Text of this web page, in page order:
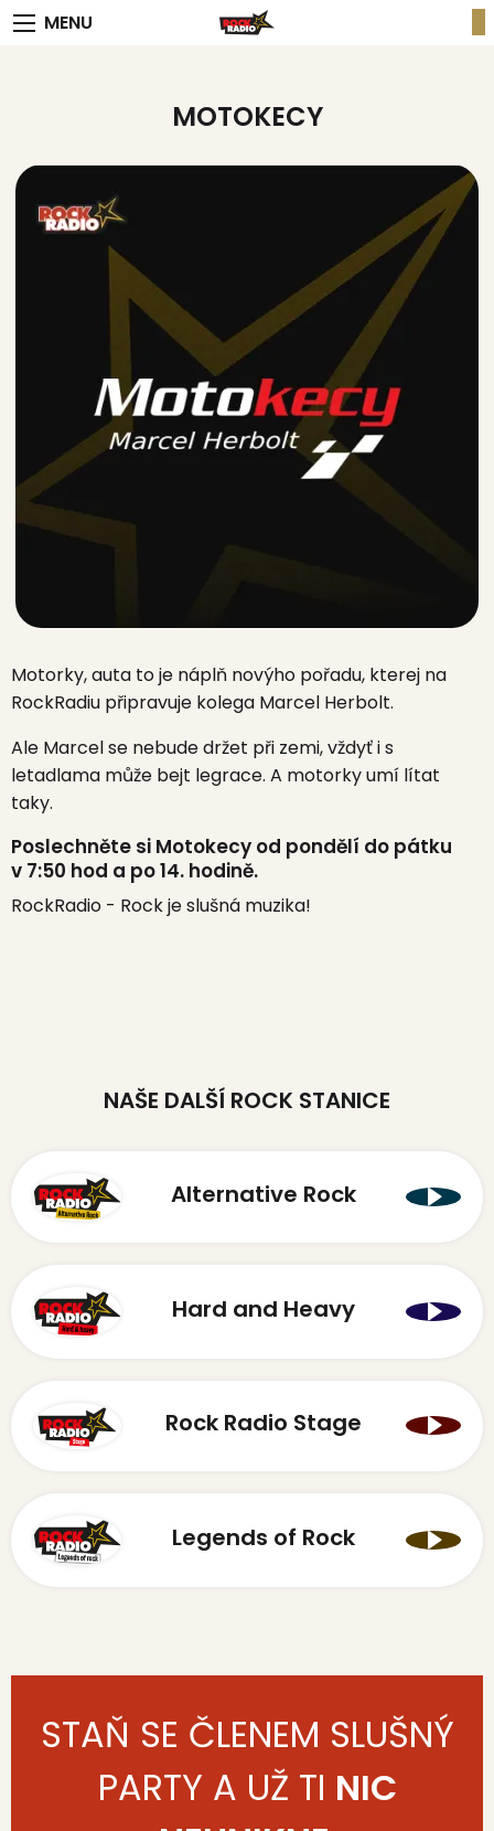
MENU
MOTOKECY
Motorky, auta to je náplň novýho pořadu, kterej na
RockRadiu připravuje kolega Marcel Herbolt.
Ale Marcel se nebude držet při zemi, vždyť i s
letadlama může bejt legrace. A motorky umí lítat
taky.
Poslechněte si Motokecy od pondělí do pátku
v 7:50 hod a po 14. hodině.
RockRadio - Rock je slušná muzika!
NAŠE DALŠÍ ROCK STANICE
Alternative Rock
Hard and Heavy
Rock Radio Stage
Legends of Rock
STAŇ SE ČLENEM SLUŠNÝ
PARTY A UŽ TI NIC